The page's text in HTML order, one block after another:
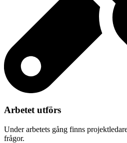
Arbetet utförs
Under arbetets gång finns
frågor.